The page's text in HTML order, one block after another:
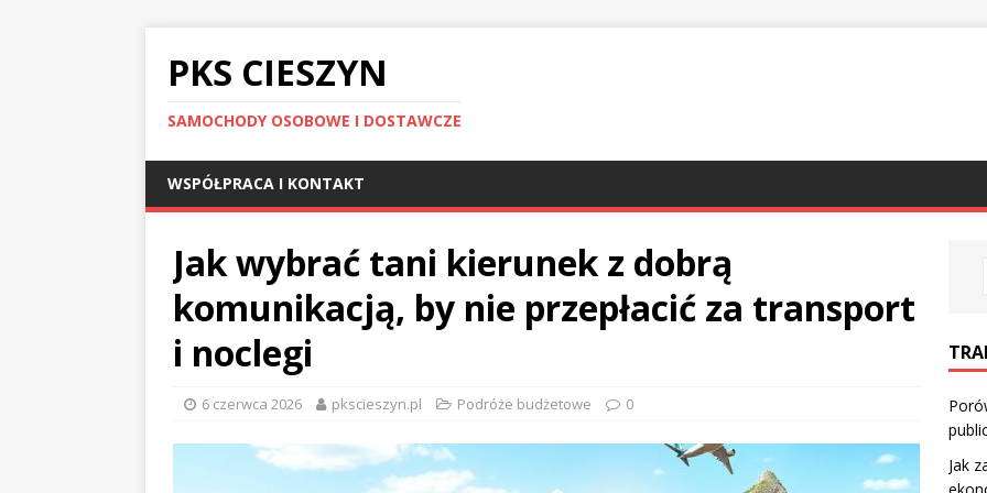
PKS CIESZYN
SAMOCHODY OSOBOWE I DOSTAWCZE
WSPÓŁPRACA I KONTAKT
Jak wybrać tani kierunek z dobrą
komunikacją, by nie przepłacić za transport
i noclegi
6 czerwca 2026 pkscieszyn.pl Podróże budżetowe 0
Jak